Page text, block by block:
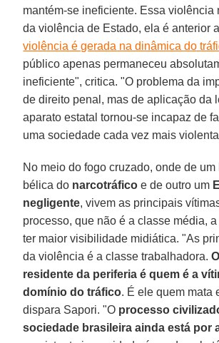
mantém-se ineficiente. Essa violência
da violência de Estado, ela é anterior
violência é gerada na dinâmica do
público apenas permaneceu
ineficiente", critica. "O problema da
de direito penal, mas de aplicação da
aparato estatal tornou-se incapaz de
uma sociedade cada vez mais
No meio do fogo cruzado, onde de um
bélica do narcotráfico e de outro um
negligente, vivem as principais
processo, que não é a classe média,
ter maior visibilidade midiática. "As
da violência é a classe trabalhadora.
residente da periferia é quem é a
domínio do tráfico. É ele quem mata
dispara Sapori. "O processo
sociedade brasileira ainda está por